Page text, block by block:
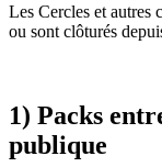
Les Cercles et autres
ou sont clôturés
1) Packs
publique